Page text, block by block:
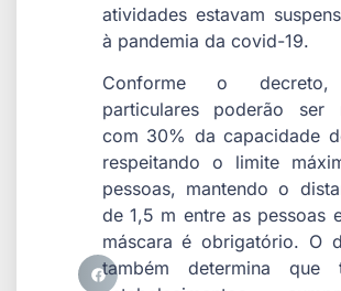
atividades estavam
à pandemia da covid-19.
Conforme o decreto,
particulares poderão ser
com 30% da capacidade
respeitando o limite
pessoas, mantendo o
de 1,5 m entre as pessoas
máscara é obrigatório. O
também determina que